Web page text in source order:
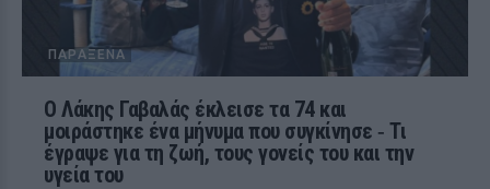
ΠΑΡΆΞΕΝΑ
Ο Λάκης Γαβαλάς έκλεισε τα 74 και
μοιράστηκε ένα μήνυμα που συγκίνησε ‑ Τι
έγραψε για τη ζωή, τους γονείς του και την
υγεία του